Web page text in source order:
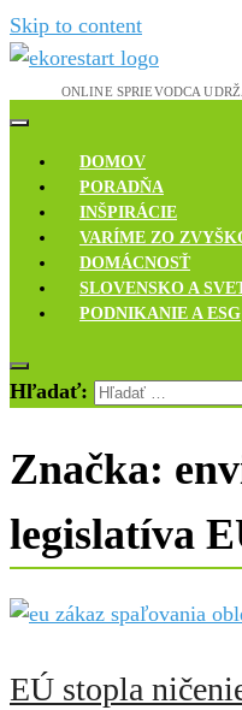
Skip to content
Ekoreštart
Novinky, rozhovory a
DOMOV
PORADŇA
INŠPIRÁCIE
VARÍME ZO
DOMÁCNOSŤ
SLOVENSKO A
PODNIKANIE A ESG
Hľadať:
Značka:
legislatíva
EÚ stopla